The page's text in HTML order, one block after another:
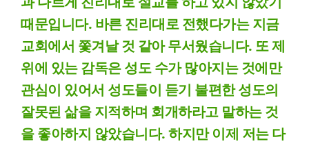
때문입니다. 바른 진리대로 전했다가는 지금
교회에서 쫓겨날 것 같아 무서웠습니다. 또 제
위에 있는 감독은 성도 수가 많아지는 것에만
관심이 있어서 성도들이 듣기 불편한 성도의
잘못된 삶을 지적하며 회개하라고 말하는 것
을 좋아하지 않았습니다. 하지만 이제 저는 다